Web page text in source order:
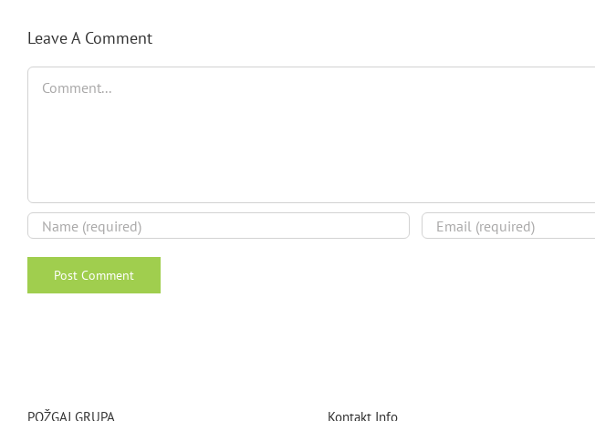
Leave A Comment
Comment
POŽGAJ GRUPA Kontakt Info